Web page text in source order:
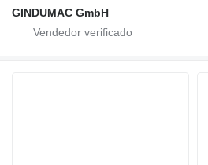
GINDUMAC GmbH